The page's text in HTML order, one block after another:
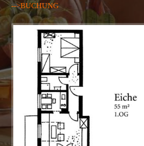
-->BUCHUNG